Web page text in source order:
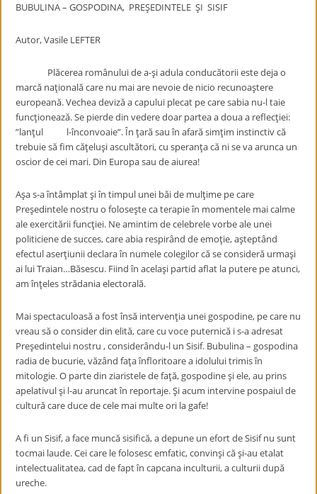
BUBULINA – GOSPODINA, PREŞEDINTELE ŞI SISIF
Autor, Vasile LEFTER
Plăcerea românului de a-şi adula conducătorii este deja o
marcă naţională care nu mai are nevoie de nicio recunoaştere
europeană. Vechea deviză a capului plecat pe care sabia nu-l taie
funcţionează. Se pierde din vedere doar partea a doua a reflecţiei:
”lanţul l-înconvoaie”. În ţară sau în afară simţim instinctiv că
trebuie să fim căţeluşi ascultători, cu speranţa că ni se va arunca un
oscior de cei mari. Din Europa sau de aiurea!
Aşa s-a întâmplat şi în timpul unei băi de mulţime pe care
Preşedintele nostru o foloseşte ca terapie în momentele mai calme
ale exercitării funcţiei. Ne amintim de celebrele vorbe ale unei
politiciene de succes, care abia respirând de emoţie, aşteptând
efectul aserţiunii declara în numele colegilor că se consideră urmaşi
ai lui Traian…Băsescu. Fiind în acelaşi partid aflat la putere pe atunci,
am înţeles strădania electorală.
Mai spectaculoasă a fost însă intervenţia unei gospodine, pe care nu
vreau să o consider din elită, care cu voce puternică i s-a adresat
Preşedintelui nostru , considerându-l un Sisif. Bubulina – gospodina
radia de bucurie, văzând faţa înfloritoare a idolului trimis în
mitologie. O parte din ziaristele de faţă, gospodine şi ele, au prins
apelativul şi l-au aruncat în reportaje. Şi acum intervine pospaiul de
cultură care duce de cele mai multe ori la gafe!
A fi un Sisif, a face muncă sisifică, a depune un efort de Sisif nu sunt
tocmai laude. Cei care le folosesc emfatic, convinşi că şi-au etalat
intelectualitatea, cad de fapt în capcana inculturii, a culturii după
ureche.